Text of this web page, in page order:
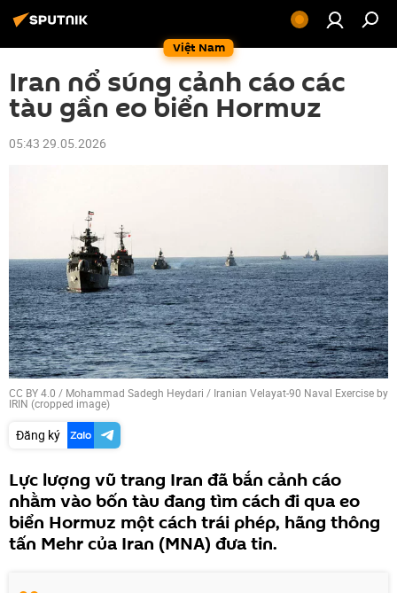
Việt Nam
Iran nổ súng cảnh cáo các
tàu gần eo biển Hormuz
05:43 29.05.2026
CC BY 4.0 / Mohammad Sadegh Heydari / Iranian Velayat-90 Naval Exercise by
IRIN (cropped image)
Đăng ký
Lực lượng vũ trang Iran đã bắn cảnh cáo
nhằm vào bốn tàu đang tìm cách đi qua eo
biển Hormuz một cách trái phép, hãng thông
tấn Mehr của Iran (MNA) đưa tin.